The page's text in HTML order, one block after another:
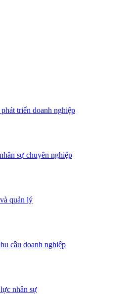
triển doanh nghiệp
sự chuyên nghiệp
quản lý
cầu doanh nghiệp
nhân sự